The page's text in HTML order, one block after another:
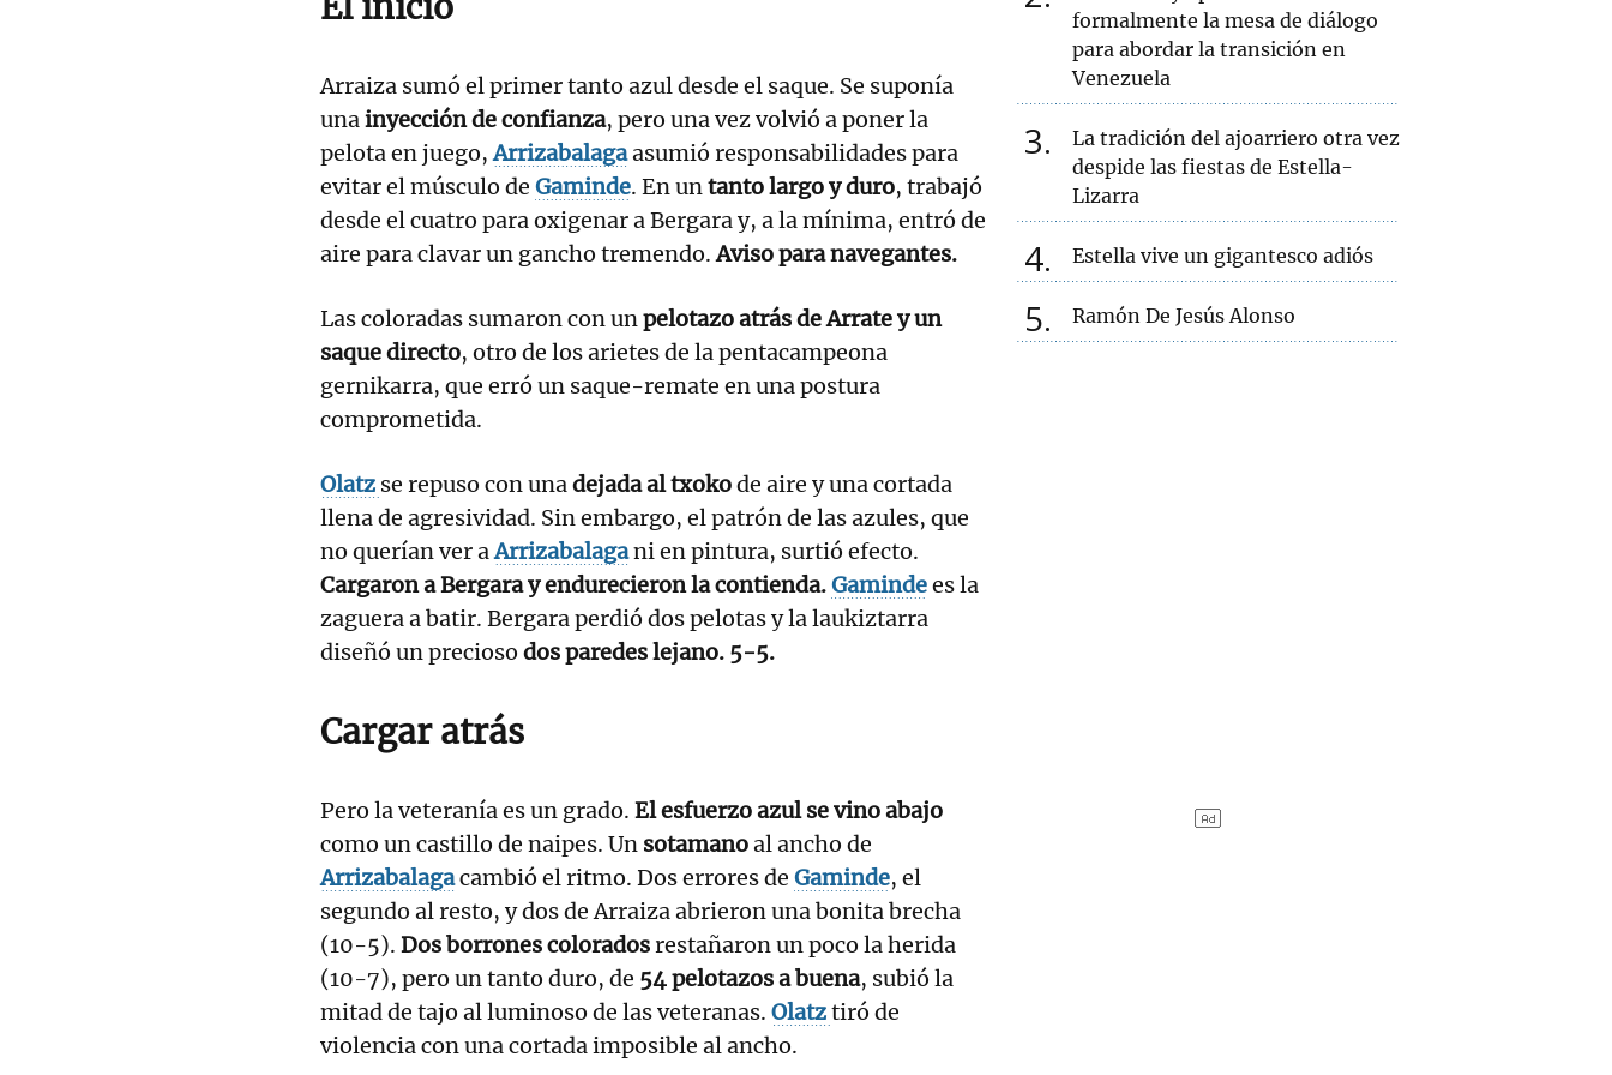
Arraiza sumó el primer tanto azul desde el saque. Se suponía
unainyección de confianza, pero una vez volvió a poner la
pelota en juego,Arrizabalagaasumió responsabilidades para
evitar el músculo de Gaminde. En untanto largo y duro, trabajó
desde el cuatro para oxigenar a Bergara y, a la mínima, entró de
aire para clavar un gancho tremendo.Aviso para navegantes.
Las coloradas sumaron con unpelotazo atrás de Arrate y un
saque directo, otro de los arietes de la pentacampeona
gernikarra, que erró un saque-remate en una postura
comprometida.
Olatz se repuso con unadejada al txokode aire y una cortada
llena de agresividad. Sin embargo, el patrón de las azules, que
no querían ver aArrizabalagani en pintura, surtió efecto.
Cargaron a Bergara y endurecieron la contienda.Gamindees la
zaguera a batir. Bergara perdió dos pelotas y la laukiztarra
diseñó un precioso dos paredes lejano. 5-5.
Cargar atrás
Pero la veteranía es un grado. El esfuerzo azul se vino abajo
como un castillo de naipes. Un sotamanoal ancho de
Arrizabalagacambió el ritmo. Dos errores de Gaminde, el
segundo al resto, y dos de Arraiza abrieron una bonita brecha
(10-5). Dos borrones coloradosrestañaron un poco la herida
(10-7), pero un tanto duro, de 54 pelotazos a buena, subió la
mitad de tajo al luminoso de las veteranas. Olatztiró de
violencia con una cortada imposible al ancho.
formalmente la mesa de diálogo
para abordar la transición en
Venezuela
3
La tradición del ajoarriero otra vez
despide las fiestas de Estella-
Lizarra
4 Estella vive un gigantesco adiós
5 Ramón De Jesús Alonso